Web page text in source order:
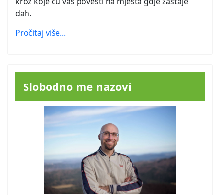
dah.
Pročitaj više...
Slobodno me nazovi